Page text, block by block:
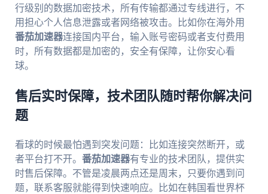
行级别的数据加密技术，所有传输都通过专线进行，不
用担心个人信息泄露或者网络被攻击。比如你在海外用
番茄加速器连接国内平台，输入账号密码或者支付费用
时，所有数据都是加密的，安全有保障，让你安心看
球。
售后实时保障，技术团队随时帮你解决问
题
看球的时候最怕遇到突发问题：比如连接突然断开，或
者平台打不开。 番茄加速器有专业的技术团队，提供实
时售后保障。不管是凌晨两点还是周末，只要你遇到问
题，联系客服就能得到快速响应。比如在韩国看世界杯